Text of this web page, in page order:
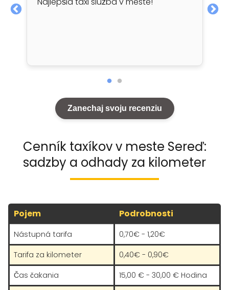
Zanechaj svoju recenziu
Cenník taxíkov v meste Sereď:
sadzby a odhady za kilometer
Pojem Podrobnosti
Nástupná tarifa
0,70€ - 1,20€
Tarifa za kilometer
0,40€ - 0,90€
Čas čakania
15,00 € - 30,00 € Hodina